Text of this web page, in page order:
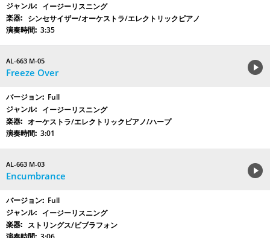
イージーリスニング
シンセサイザー/オーケストラ/エレクトリックピアノ
3:35
AL-663 M-05
Freeze Over
Full
イージーリスニング
オーケストラ/エレクトリックピアノ/ハープ
3:01
AL-663 M-03
Encumbrance
Full
イージーリスニング
ストリングス/ビブラフォン